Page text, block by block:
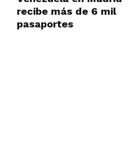
recibe más de 6 mil
pasaportes